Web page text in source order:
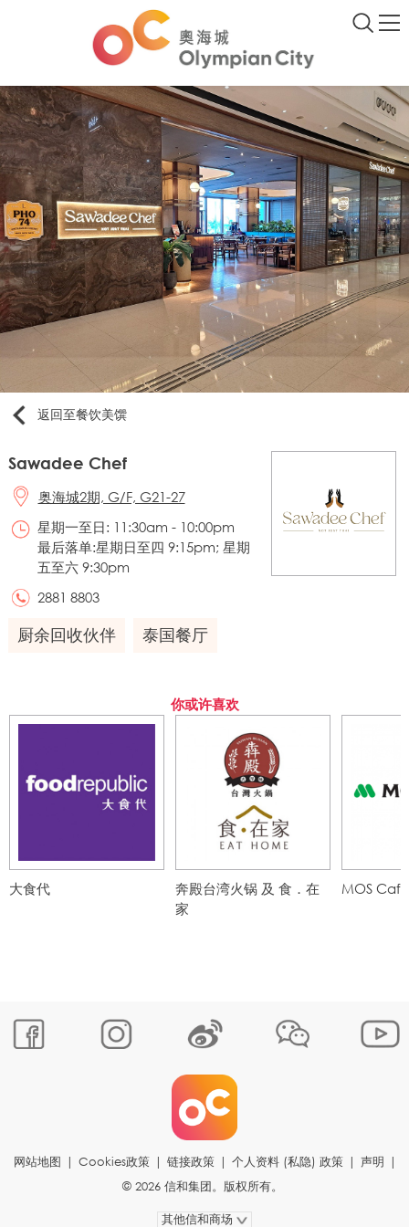
返回至餐饮美馔
Sawadee Chef
奥海城2期, G/F, G21-27
星期一至日: 11:30am - 10:00pm
最后落单:星期日至四 9:15pm; 星期
五至六 9:30pm
2881 8803
厨余回收伙伴 泰国餐厅
你或许喜欢
大食代
奔殿台湾火锅 及 食．在
家
MOS Cafe
网站地图 Cookies政策 链接政策 个人资料 (私隐) 政策 声明
© 2026 信和集团。版权所有。
其他信和商场